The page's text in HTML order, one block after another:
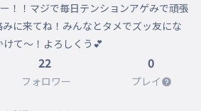
！！マジで毎日テンションアゲみで頑張
に来てね！みんなとタメでズッ友にな
て〜！よろしくう💕
22
フォロワー
0
プレイ